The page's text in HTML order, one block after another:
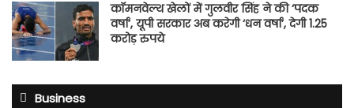
कॉमनवेल्थ खेलों में गुलवीर सिंह ने की ‘पदक
वर्षा’, यूपी सरकार अब करेगी ‘धन वर्षा’, देगी 1.25
करोड़ रुपये
Business